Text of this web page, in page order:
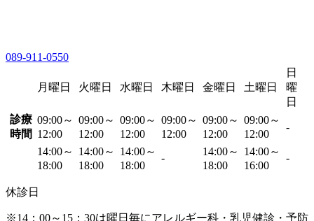
089-911-0550
月曜日 火曜日 水曜日 木曜日 金曜日 土曜日
日
曜
日
診療
時間
09:00～
12:00
09:00～
12:00
09:00～
12:00
09:00～
12:00
09:00～
12:00
09:00～
12:00
-
14:00～
18:00
14:00～
18:00
14:00～
18:00
-
14:00～
18:00
14:00～
16:00
-
休診日
※14：00～15：30は曜日毎にアレルギー科・乳児健診・予防